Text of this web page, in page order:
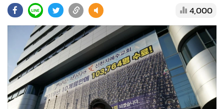
• ละคร
• CbizReview
Cyber BIZ
ผู้จัดกวน
Good health & Well-being
• Green Innovation & SD
• Management & HR
4,000